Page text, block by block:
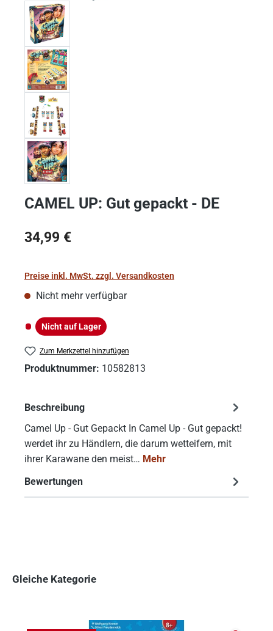
CAMEL UP: Gut gepackt - DE
Regulärer Preis:
34,99 €
Preise inkl. MwSt. zzgl. Versandkosten
Nicht mehr verfügbar
Nicht auf Lager
Nicht auf Lager
Zum Merkzettel hinzufügen
Produktnummer: 10582813
Beschreibung
Camel Up - Gut Gepackt In Camel Up - Gut gepackt!
werdet ihr zu Händlern, die darum wetteifern, mit
ihrer Karawane den meist… Mehr
Bewertungen
Gleiche Kategorie